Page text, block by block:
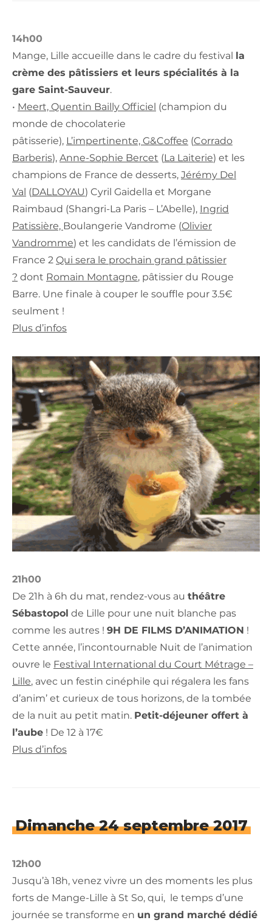
14h00
Mange, Lille accueille dans le cadre du festival la
crème des pâtissiers et leurs spécialités à la
gare Saint-Sauveur.
• Meert, Quentin Bailly Officiel (champion du
monde de chocolaterie
pâtisserie), L’impertinente, G&Coffee (Corrado
Barberis), Anne-Sophie Bercet (La Laiterie) et les
champions de France de desserts, Jérémy Del
Val (DALLOYAU) Cyril Gaidella et Morgane
Raimbaud (Shangri-La Paris – L’Abelle), Ingrid
Patissière, Boulangerie Vandrome (Olivier
Vandromme) et les candidats de l’émission de
France 2 Qui sera le prochain grand pâtissier
? dont Romain Montagne, pâtissier du Rouge
Barre. Une finale à couper le souffle pour 3.5€
seulment !
Plus d’infos
21h00
De 21h à 6h du mat, rendez-vous au théâtre
Sébastopol de Lille pour une nuit blanche pas
comme les autres ! 9H DE FILMS D’ANIMATION !
Cette année, l’incontournable Nuit de l’animation
ouvre le Festival International du Court Métrage –
Lille, avec un festin cinéphile qui régalera les fans
d’anim’ et curieux de tous horizons, de la tombée
de la nuit au petit matin. Petit-déjeuner offert à
l’aube ! De 12 à 17€
Plus d’infos
Dimanche 24 septembre 2017
12h00
Jusqu’à 18h, venez vivre un des moments les plus
forts de Mange-Lille à St So, qui, le temps d’une
journée se transforme en un grand marché dédié